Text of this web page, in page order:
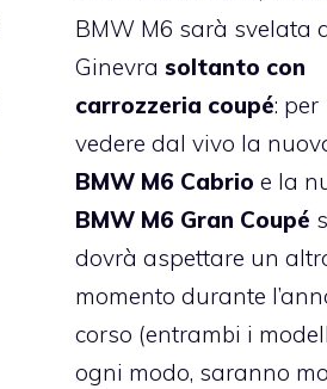
BMW M6 sarà svelata
Ginevrasoltanto con
carrozzeria coupé: per
vedere dal vivo la
BMW M6 Cabrio e la
BMW M6 Gran Coupé
dovrà aspettare un
momento durante
corso (entrambi i
ogni modo, saranno